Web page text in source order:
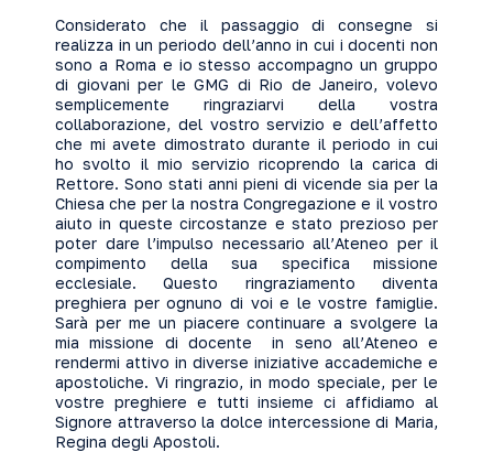
Considerato che il passaggio di consegne si
realizza in un periodo dell’anno in cui i docenti non
sono a Roma e io stesso accompagno un gruppo
di giovani per le GMG di Rio de Janeiro, volevo
semplicemente ringraziarvi della vostra
collaborazione, del vostro servizio e dell’affetto
che mi avete dimostrato durante il periodo in cui
ho svolto il mio servizio ricoprendo la carica di
Rettore. Sono stati anni pieni di vicende sia per la
Chiesa che per la nostra Congregazione e il vostro
aiuto in queste circostanze e stato prezioso per
poter dare l’impulso necessario all’Ateneo per il
compimento della sua specifica missione
ecclesiale. Questo ringraziamento diventa
preghiera per ognuno di voi e le vostre famiglie.
Sarà per me un piacere continuare a svolgere la
mia missione di docente in seno all’Ateneo e
rendermi attivo in diverse iniziative accademiche e
apostoliche. Vi ringrazio, in modo speciale, per le
vostre preghiere e tutti insieme ci affidiamo al
Signore attraverso la dolce intercessione di Maria,
Regina degli Apostoli.